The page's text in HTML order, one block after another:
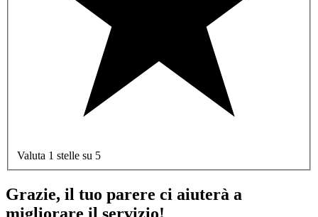
Valuta 1 stelle su 5
Grazie, il tuo parere ci aiuterà a